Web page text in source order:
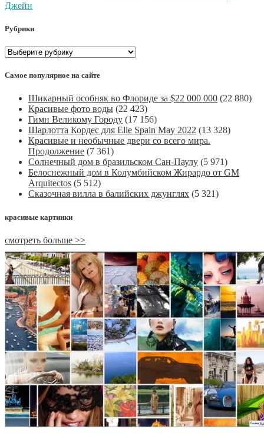
Джейн
Рубрики
Рубрики
Самое популярное на сайте
Шикарный особняк во Флориде за $22 000 000 (22 880)
Красивые фото воды (22 423)
Гимн Великому Городу (17 156)
Шарлотта Кордес для Elle Spain May 2022 (13 328)
Красивые и необычные двери со всего мира.
Продолжение (7 361)
Солнечный дом в бразильском Сан-Паулу (5 971)
Белоснежный дом в Колумбийском Жирардо от GM
Arquitectos (5 512)
Сказочная вилла в балийских джунглях (5 321)
красивые картинки
смотреть больше >>